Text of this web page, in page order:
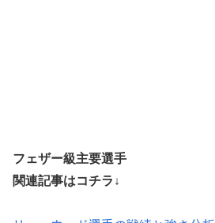
フェザー級主要選手
関連記事はコチラ↓